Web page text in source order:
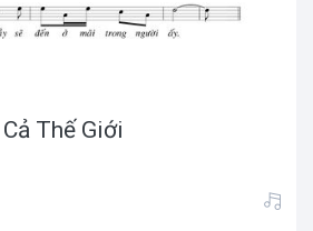
Thế Giới